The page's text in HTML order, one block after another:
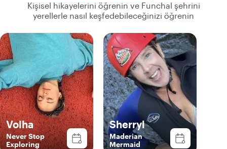
Kişisel hikayelerini öğrenin ve Funchal şehrini
yerellerle nasıl keşfedebileceğinizi öğrenin
Volha
Never Stop
Exploring
Sherryl
Maderian
Mermaid